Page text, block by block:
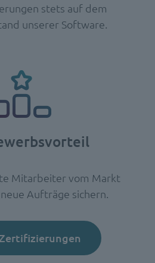
stets auf dem
unserer Software.
Mitarbeiter vom Markt
Aufträge sichern.